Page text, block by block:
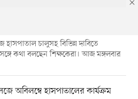
চালুসহ বিভিন্ন দাবিতে
কথা বলছেন শিক্ষকেরা। আজ মঙ্গলবার
অবিলম্বে হাসপাতালের কার্যক্রম